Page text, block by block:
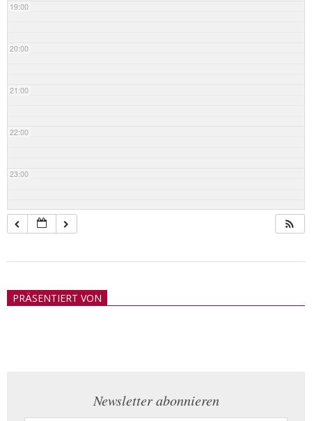
19:00
20:00
21:00
22:00
23:00
21PRÄSENTIERT VON
Newsletter abonnieren